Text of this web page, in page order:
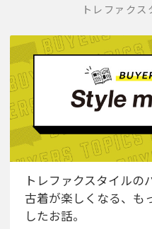
トレファク
トレファクスタイルの
古着が楽しくなる、も
したお話。